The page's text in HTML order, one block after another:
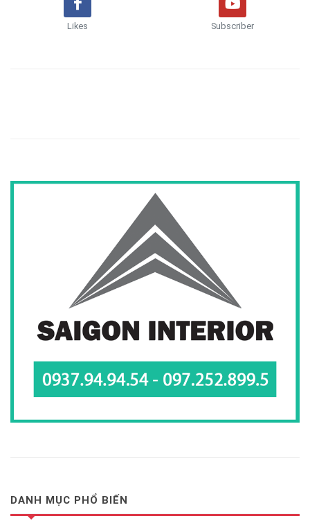
Likes Subscriber
DANH MỤC PHỔ BIẾN